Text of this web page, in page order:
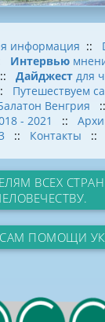
информация ::
Интервью
:: Дайджест для
Путешествуем
Венгрия
- 2021 ::
:: Контакты ::
ВСЕХ
ПОМОЩИ